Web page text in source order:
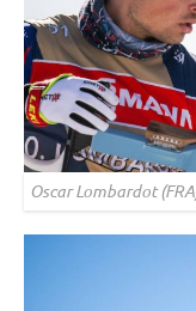
Oscar Lombardot